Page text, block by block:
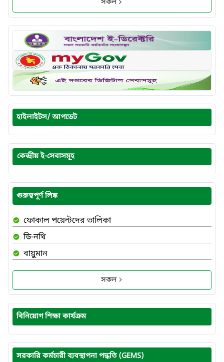
সকল
হাইলাইটস/ আপডেট
কেন্দ্রীয় ই-সেবাসমূহ
গুরুত্বপূর্ণ লিঙ্ক
ফোকাল পয়েন্টদের তালিকা
ডি-নথি
বায়ুমান
সকল
বিনিয়োগ শিক্ষা কার্যক্রম
সরকারি কর্মচারী ব্যবস্থাপনা পদ্ধতি (GEMS)